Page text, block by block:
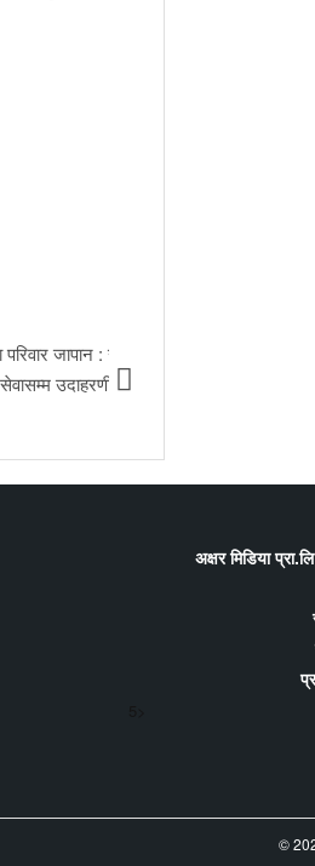
जापान : खेलकुददेखि शिक्षा र
उदाहरणीय अभियान
अक्षर मिडिया
©